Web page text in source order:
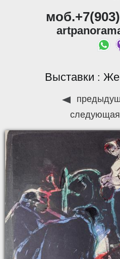
Выставки :
следующая